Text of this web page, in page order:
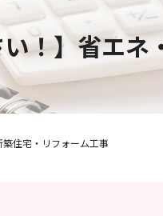
！】省エ
築住宅・リフォーム工事